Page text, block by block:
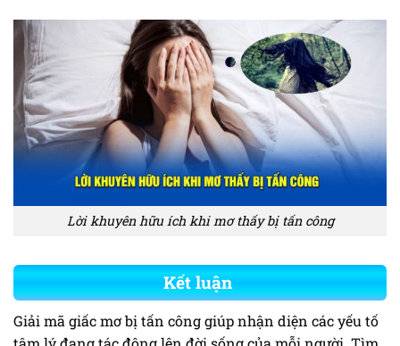
Lời khuyên hữu ích khi mơ thấy bị tấn công
Kết luận
Giải mã giấc mơ bị tấn công giúp nhận diện các yếu tố